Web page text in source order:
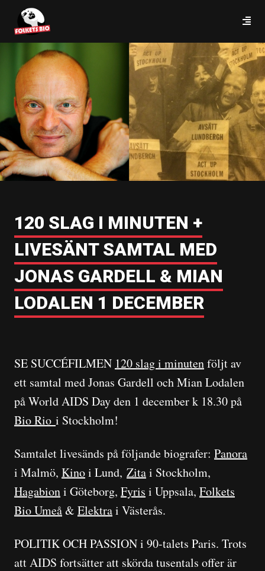
120 SLAG I MINUTEN +
LIVESÄNT SAMTAL MED
JONAS GARDELL & MIAN
LODALEN 1 DECEMBER
SE SUCCÉFILMEN 120 slag i minutenföljt av
ett samtal med Jonas Gardell och Mian Lodalen
på World AIDS Day den 1 december k 18.30 på
Bio Rio i Stockholm!
Samtalet livesänds på följande biografer: Panora
i Malmö, Kinoi Lund, Zitai Stockholm,
Hagabioni Göteborg, Fyris i Uppsala, Folkets
Bio Umeå & Elektrai Västerås.
POLITIK OCH PASSION i 90-talets Paris. Trots
att AIDS fortsätter att skörda tusentals offer är